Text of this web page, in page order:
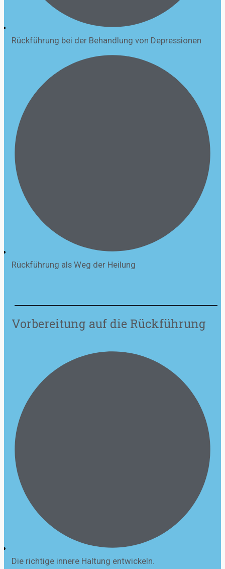
Rückführung bei der Behandlung von Depressionen
Rückführung als Weg der Heilung
Vorbereitung auf die Rückführung
Die richtige innere Haltung entwickeln.